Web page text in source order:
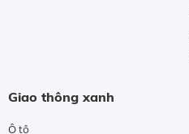
Giao thông xanh
Ô tô